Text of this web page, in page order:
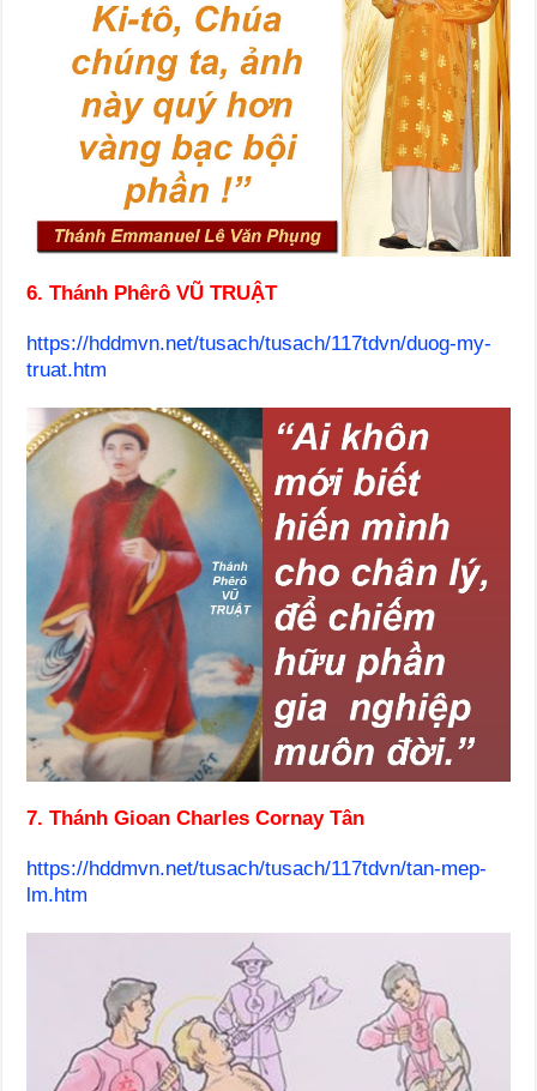
6. Thánh Phêrô VŨ TRUẬT
https://hddmvn.net/tusach/tusach/117tdvn/duog-my-
truat.htm
7. Thánh Gioan Charles Cornay Tân
https://hddmvn.net/tusach/tusach/117tdvn/tan-mep-
lm.htm